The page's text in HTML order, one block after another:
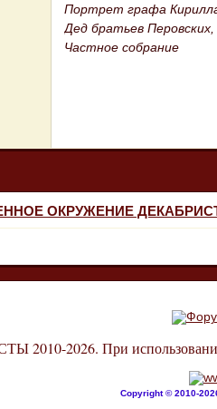
Портрет графа Кирилла
Дед братьев
Частное собрание
ОКРУЖЕНИЕ
2010-2026. При использовании
Copyright © 2010-